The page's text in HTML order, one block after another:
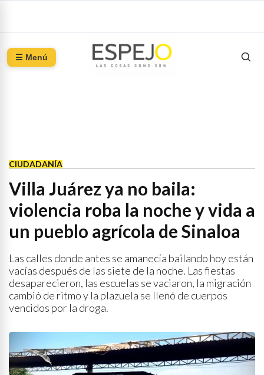
☰ Menú
CIUDADANÍA
Villa Juárez ya no baila:
violencia roba la noche y vida a
un pueblo agrícola de Sinaloa
Las calles donde antes se amanecía bailando hoy están
vacías después de las siete de la noche. Las fiestas
desaparecieron, las escuelas se vaciaron, la migración
cambió de ritmo y la plazuela se llenó de cuerpos
vencidos por la droga.